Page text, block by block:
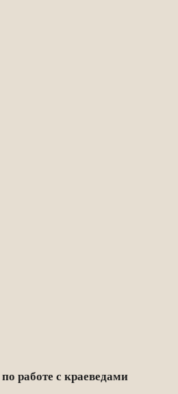
работе с краеведами